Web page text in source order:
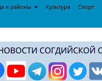
и районы Культура Спорт